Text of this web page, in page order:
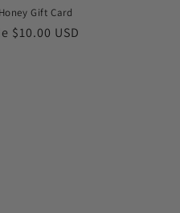
Gift Card
$10.00 USD